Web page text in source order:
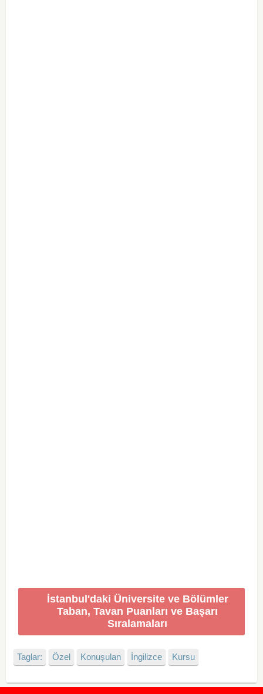
İstanbul'daki Üniversite ve Bölümler
Taban, Tavan Puanları ve Başarı
Sıralamaları
Taglar: Özel Konuşulan İngilizce Kursu